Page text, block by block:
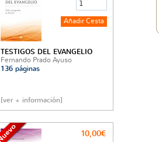
TESTIGOS DEL EVANGELIO
Fernando Prado Ayuso
136 páginas
[ver + información]
10,00€